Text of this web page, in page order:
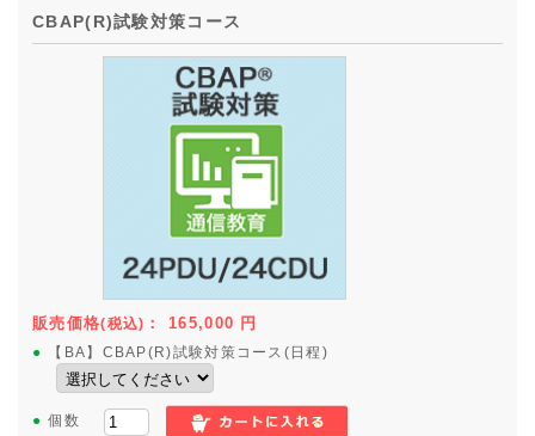
CBAP(R)試験対策コース
販売価格(税込) ： 165,000 円
● 【BA】CBAP(R)試験対策コース(日程)
● 個数